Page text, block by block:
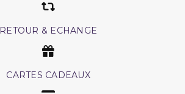
RETOUR & ECHANGE
CARTES CADEAUX